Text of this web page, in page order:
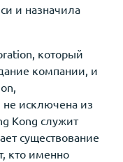
и назначила
который
компании, и
исключена из
Kong служит
существование
кто именно